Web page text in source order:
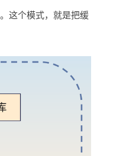
这个模式，就是把缓